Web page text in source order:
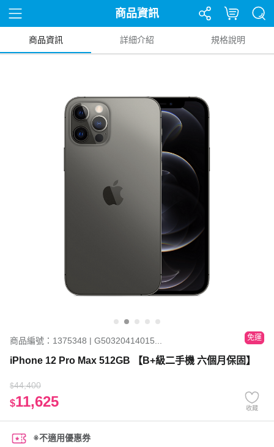
商品資訊
商品資訊 詳細介紹 規格說明
商品編號：1375348 | G50320414015... 免運
iPhone 12 Pro Max 512GB 【B+級二手機 六個月保固】
$44,400
$11,625 收藏
※不適用優惠券